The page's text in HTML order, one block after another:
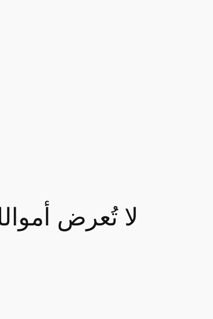
لا تُعرض